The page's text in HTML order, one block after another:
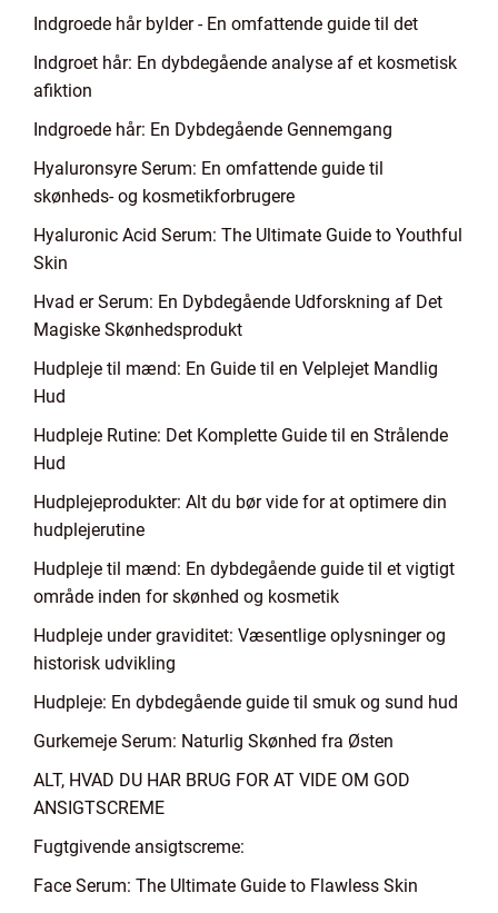
Indgroede hår bylder - En omfattende guide til det
Indgroet hår: En dybdegående analyse af et kosmetisk
afiktion
Indgroede hår: En Dybdegående Gennemgang
Hyaluronsyre Serum: En omfattende guide til
skønheds- og kosmetikforbrugere
Hyaluronic Acid Serum: The Ultimate Guide to Youthful
Skin
Hvad er Serum: En Dybdegående Udforskning af Det
Magiske Skønhedsprodukt
Hudpleje til mænd: En Guide til en Velplejet Mandlig
Hud
Hudpleje Rutine: Det Komplette Guide til en Strålende
Hud
Hudplejeprodukter: Alt du bør vide for at optimere din
hudplejerutine
Hudpleje til mænd: En dybdegående guide til et vigtigt
område inden for skønhed og kosmetik
Hudpleje under graviditet: Væsentlige oplysninger og
historisk udvikling
Hudpleje: En dybdegående guide til smuk og sund hud
Gurkemeje Serum: Naturlig Skønhed fra Østen
ALT, HVAD DU HAR BRUG FOR AT VIDE OM GOD
ANSIGTSCREME
Fugtgivende ansigtscreme:
Face Serum: The Ultimate Guide to Flawless Skin